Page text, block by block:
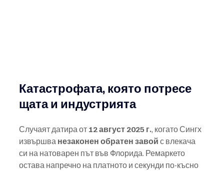
Катастрофата, която потресе
щата и индустрията
Случаят датира от 12 август 2025 г., когато Сингх
извършва незаконен обратен завой с влекача
си на натоварен път във Флорида. Ремаркето
остава напречно на платното и секунди по-късно